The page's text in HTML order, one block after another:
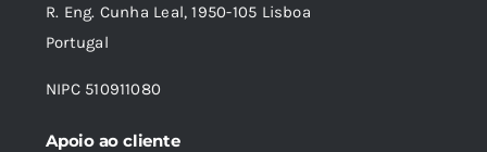
R. Eng. Cunha Leal, 1950-105 Lisboa
Portugal
NIPC 510911080
Apoio ao cliente